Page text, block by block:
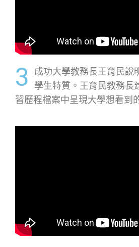
3
成功大學教務長王育民說
學生特質。王育民教務長
習歷程檔案中呈現大學想看到